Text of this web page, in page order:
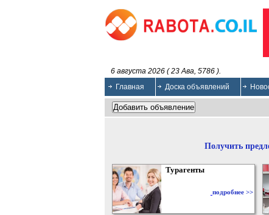
6 августа 2026 ( 23 Ава, 5786 ).
Главная
Доска объявлений
Получить
Турагенты
подробнее >>